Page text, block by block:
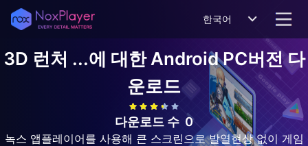
한국어
3D 런처 ...에 대한 AndroidPC버전 다
운로드
다운로드 수 0
녹스 앱플레이어를 사용해 큰 스크린으로 발열현상 없이 게임